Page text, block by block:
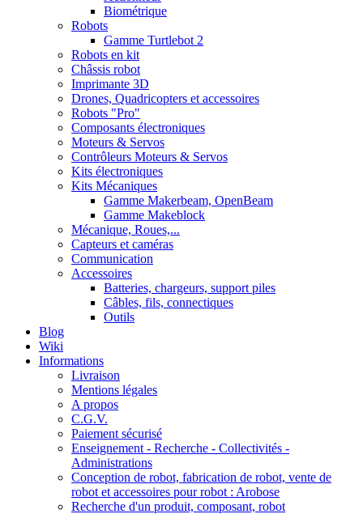
Biométrique
Robots
Gamme Turtlebot 2
Robots en kit
Châssis robot
Imprimante 3D
Drones, Quadricopters et accessoires
Robots "Pro"
Composants électroniques
Moteurs & Servos
Contrôleurs Moteurs & Servos
Kits électroniques
Kits Mécaniques
Gamme Makerbeam, OpenBeam
Gamme Makeblock
Mécanique, Roues,...
Capteurs et caméras
Communication
Accessoires
Batteries, chargeurs, support piles
Câbles, fils, connectiques
Outils
Blog
Wiki
Informations
Livraison
Mentions légales
A propos
C.G.V.
Paiement sécurisé
Enseignement - Recherche - Collectivités -
Administrations
Conception de robot, fabrication de robot, vente de
robot et accessoires pour robot : Arobose
Recherche d'un produit, composant, robot